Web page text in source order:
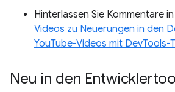
Hinterlassen Sie Kommentare
Videos zu Neuerungen in den
YouTube-Videos mit DevTools-
Neu in den